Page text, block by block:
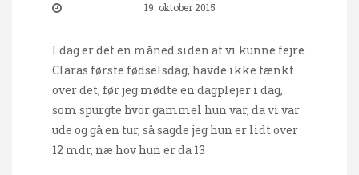
19. oktober 2015
I dag er det en måned siden at vi kunne fejre
Claras første fødselsdag, havde ikke tænkt
over det, før jeg mødte en dagplejer i dag,
som spurgte hvor gammel hun var, da vi var
ude og gå en tur, så sagde jeg hun er lidt over
12 mdr, næ hov hun er da 13